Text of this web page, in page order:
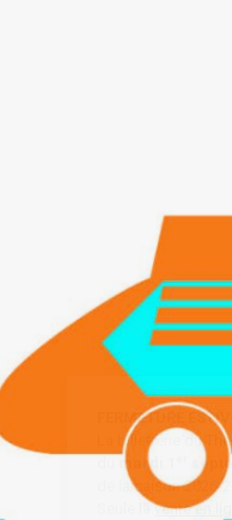
FERMETURE
La billetterie du
mardi 1
de la saison 2026-
Seule lavente en